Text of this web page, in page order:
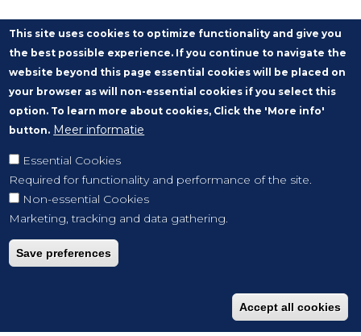
This site uses cookies to optimize functionality and give you
the best possible experience. If you continue to navigate the
website beyond this page essential cookies will be placed on
your browser as will non-essential cookies if you select this
option. To learn more about cookies, Click the 'More info'
button. Meer informatie
Essential Cookies
Required for functionality and performance of the site.
Non-essential Cookies
Marketing, tracking and data gathering.
Save preferences
Accept all cookies